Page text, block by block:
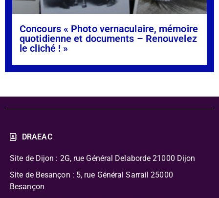
Concours « Photo vernaculaire, mémoire
quotidienne et documents – Renouvelez
le cliché ! »
DRAEAC
Site de Dijon : 2G, rue Général Delaborde 21000 Dijon
Site de Besançon : 5, rue Général Sarrail 25000
Besançon